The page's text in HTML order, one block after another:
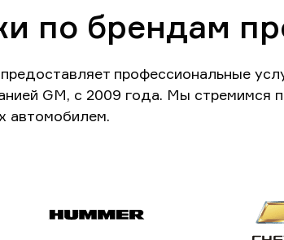
по брендам
профессиональные
GM, с 2009 года. Мы
автомобилем.